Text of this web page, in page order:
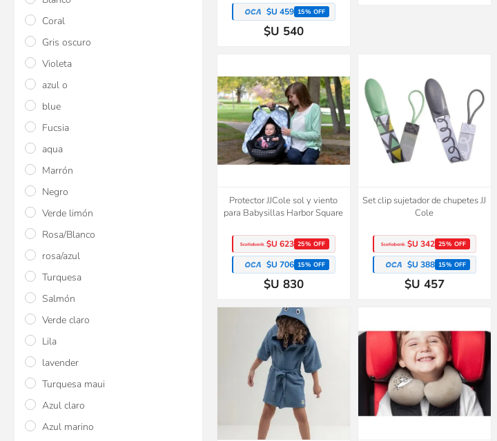
$U 459 15% OFF
$U 540
Protector JJCole sol y viento
para Babysillas Harbor Square
$U 623 25% OFF
$U 706 15% OFF
$U 830
Set clip sujetador de chupetes JJ
Cole
$U 342 25% OFF
$U 388 15% OFF
$U 457
Coral
Gris oscuro
Violeta
azul o
blue
Fucsia
aqua
Marrón
Negro
Verde limón
Rosa/Blanco
rosa/azul
Turquesa
Salmón
Verde claro
Lila
lavender
Turquesa maui
Azul claro
Azul marino